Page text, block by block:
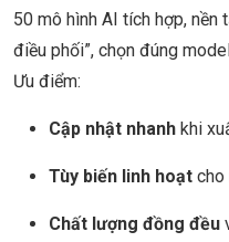
50 mô hình AI tích hợp, nền
điều phối”, chọn đúng
Ưu điểm:
Cập nhật nhanh khi
Tùy biến linh hoạt cho
Chất lượng đồng đều